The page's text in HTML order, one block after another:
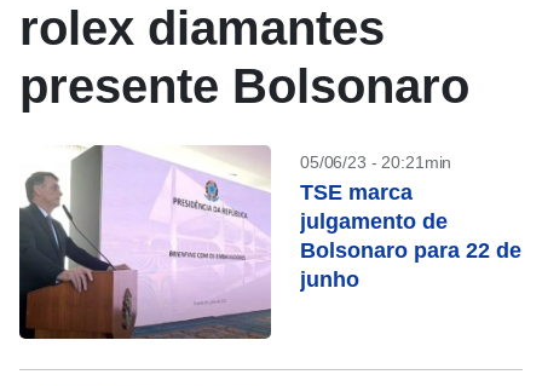
rolex diamantes
presente Bolsonaro
05/06/23 - 20:21min
TSE marca
julgamento de
Bolsonaro para 22 de
junho